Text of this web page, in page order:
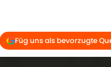
Füg uns als bevorzugte